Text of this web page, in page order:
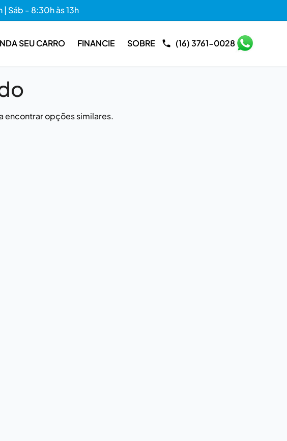
| Sáb - 8:30h às 13h
SEU CARRO FINANCIE SOBRE (16) 3761-0028
encontrar opções similares.